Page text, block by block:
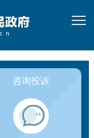
咨询投诉